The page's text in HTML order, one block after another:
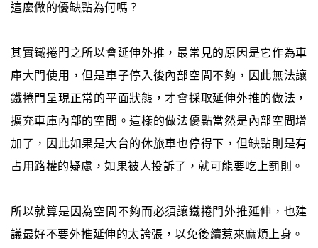
這麼做的優缺點為何嗎？
其實鐵捲門之所以會延伸外推，最常見的原因是它作為車
庫大門使用，但是車子停入後內部空間不夠，因此無法讓
鐵捲門呈現正常的平面狀態，才會採取延伸外推的做法，
擴充車庫內部的空間。這樣的做法優點當然是內部空間增
加了，因此如果是大台的休旅車也停得下，但缺點則是有
占用路權的疑慮，如果被人投訴了，就可能要吃上罰則。
所以就算是因為空間不夠而必須讓鐵捲門外推延伸，也建
議最好不要外推延伸的太誇張，以免後續惹來麻煩上身。